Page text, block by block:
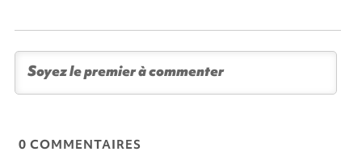
0 COMMENTAIRES